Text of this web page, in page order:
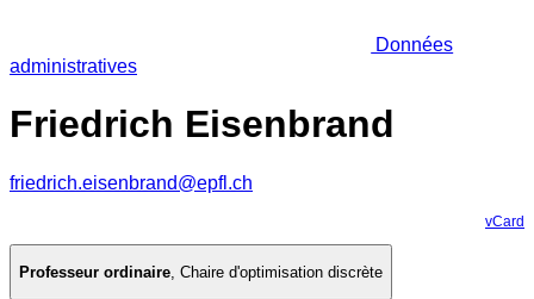
Données
administratives
Friedrich Eisenbrand
friedrich.eisenbrand@epfl.ch
vCard
Professeur ordinaire, Chaire d'optimisation discrète